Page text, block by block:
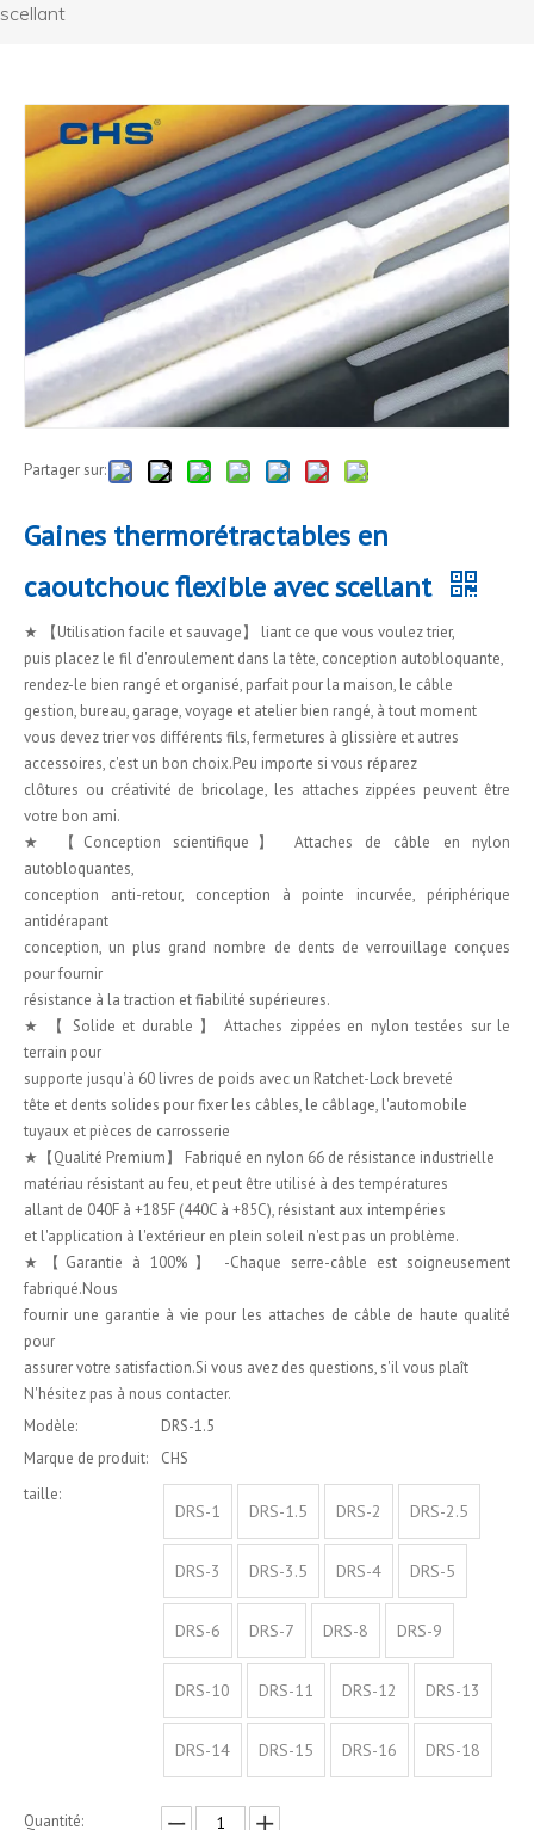
scellant
Partager sur:
Gaines thermorétractables en
caoutchouc flexible avec scellant
★ 【Utilisation facile et sauvage】 liant ce que vous voulez trier,
puis placez le fil d'enroulement dans la tête, conception autobloquante,
rendez-le bien rangé et organisé, parfait pour la maison, le câble
gestion, bureau, garage, voyage et atelier bien rangé, à tout moment
vous devez trier vos différents fils, fermetures à glissière et autres
accessoires, c'est un bon choix.Peu importe si vous réparez
clôtures ou créativité de bricolage, les attaches zippées peuvent être
votre bon ami.
★ 【Conception scientifique】 Attaches de câble en nylon
autobloquantes,
conception anti-retour, conception à pointe incurvée, périphérique
antidérapant
conception, un plus grand nombre de dents de verrouillage conçues
pour fournir
résistance à la traction et fiabilité supérieures.
★ 【 Solide et durable 】 Attaches zippées en nylon testées sur le
terrain pour
supporte jusqu'à 60 livres de poids avec un Ratchet-Lock breveté
tête et dents solides pour fixer les câbles, le câblage, l'automobile
tuyaux et pièces de carrosserie
★【Qualité Premium】 Fabriqué en nylon 66 de résistance industrielle
matériau résistant au feu, et peut être utilisé à des températures
allant de 040F à +185F (440C à +85C), résistant aux intempéries
et l'application à l'extérieur en plein soleil n'est pas un problème.
★【Garantie à 100%】 -Chaque serre-câble est soigneusement
fabriqué.Nous
fournir une garantie à vie pour les attaches de câble de haute qualité
pour
assurer votre satisfaction.Si vous avez des questions, s'il vous plaît
N'hésitez pas à nous contacter.
Modèle:
DRS-1.5
Marque de produit:
CHS
taille:
DRS-1 DRS-1.5 DRS-2 DRS-2.5
DRS-3 DRS-3.5 DRS-4 DRS-5
DRS-6 DRS-7 DRS-8 DRS-9
DRS-10 DRS-11 DRS-12 DRS-13
DRS-14 DRS-15 DRS-16 DRS-18
Quantité: